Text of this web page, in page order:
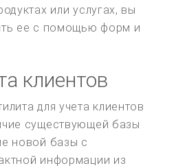
или услугах, вы
ее с помощью форм и
клиентов
для учета клиентов
существующей базы
новой базы с
информации из